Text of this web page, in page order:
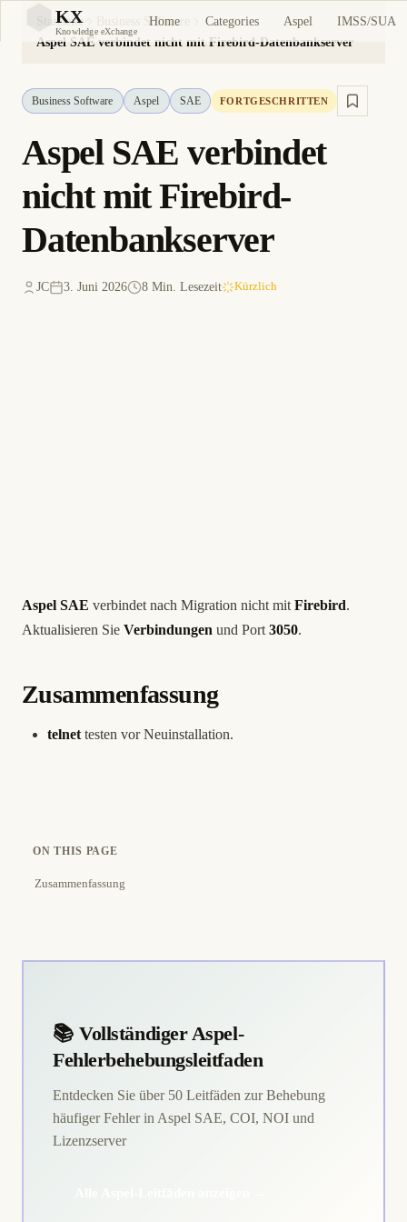
KX
Knowledge eXchange
Home Categories Aspel IMSS/SUA
Startseite
Business Software
Aspel SAE verbindet nicht mit Firebird-Datenbankserver
Business Software Aspel SAE FORTGESCHRITTEN
Aspel SAE verbindet
nicht mit Firebird-
Datenbankserver
JC 3. Juni 2026 8 Min. Lesezeit Kürzlich
Aspel SAE verbindet nach Migration nicht mit Firebird.
Aktualisieren Sie Verbindungen und Port 3050.
Zusammenfassung
telnet testen vor Neuinstallation.
ON THIS PAGE
Zusammenfassung
📚 Vollständiger Aspel-
Fehlerbehebungsleitfaden
Entdecken Sie über 50 Leitfäden zur Behebung
häufiger Fehler in Aspel SAE, COI, NOI und
Lizenzserver